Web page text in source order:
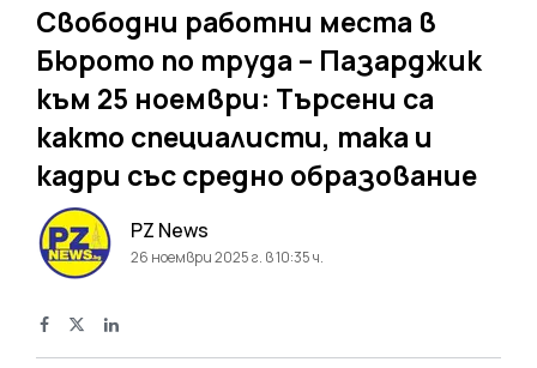
Свободни работни места в
Бюрото по труда – Пазарджик
към 25 ноември: Търсени са
както специалисти, така и
кадри със средно образование
PZ News
26 ноември 2025 г. в 10:35 ч.